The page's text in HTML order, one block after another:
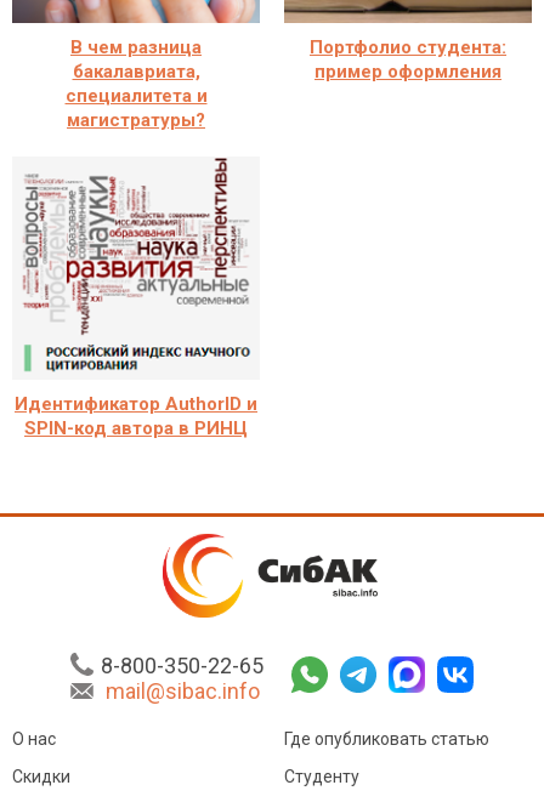
В чем разница
бакалавриата,
специалитета и
магистратуры?
Портфолио студента:
пример оформления
Идентификатор AuthorID и
SPIN-код автора в РИНЦ
8-800-350-22-65
mail@sibac.info
О нас
Скидки
Где опубликовать статью
Студенту